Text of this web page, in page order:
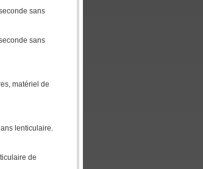
sans
sans
matériel de
lenticulaire.
de